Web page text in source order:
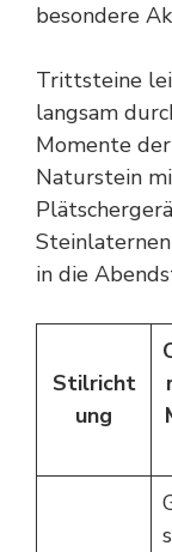
besondere
Trittsteine
langsam
Momente
Naturstein
in die
Stilricht
ung